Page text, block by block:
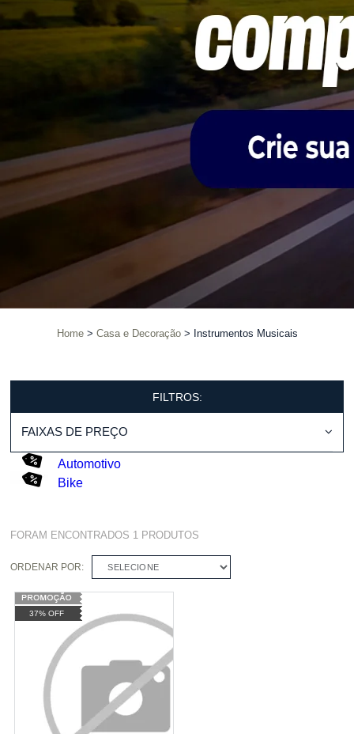
Home Casa e Decoração Instrumentos Musicais
FILTROS:
FAIXAS DE PREÇO
Automotivo
Bike
FORAM ENCONTRADOS 1 PRODUTOS
ORDENAR POR: SELECIONE
37% OFF